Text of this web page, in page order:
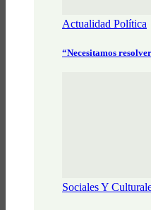
Actualidad Política
“Necesitamos
Sociales Y